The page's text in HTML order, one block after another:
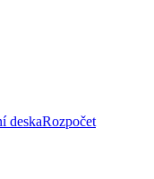
deskaRozpočet